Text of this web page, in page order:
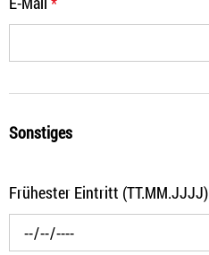
Sonstiges
Frühester Eintritt (TT.MM.JJJJ)